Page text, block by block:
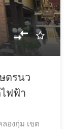
ตรนว
ฟฟ้า
องกุ่ม เขต